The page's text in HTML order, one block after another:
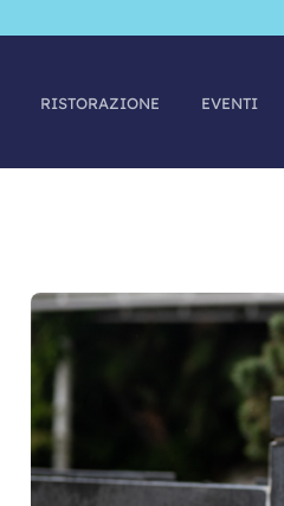
RISTORAZIONE EVENTI